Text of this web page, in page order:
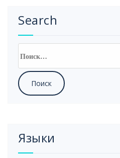
Search
Языки